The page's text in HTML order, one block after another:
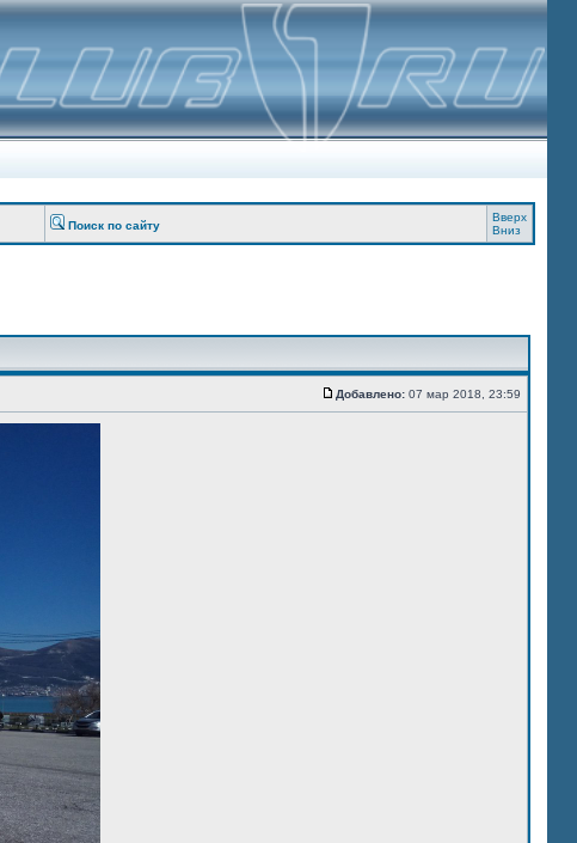
Поиск по сайту
Вверх
Вниз
Добавлено: 07 мар 2018, 23:59